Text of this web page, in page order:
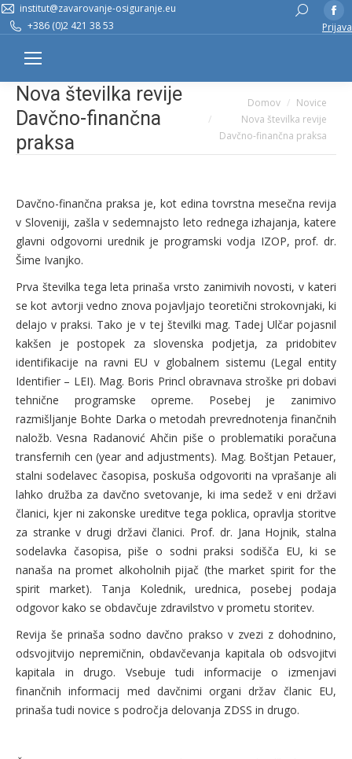
institut@zavarovanje-osiguranje.eu
+386 (0)2 421 38 53
Search:
Prijava
Nova številka revije
Davčno-finančna
praksa
You are here:Domov
Novice
Nova številka revije
Davčno-finančna praksa
Davčno-finančna praksa je, kot edina tovrstna mesečna revija
v Sloveniji, zašla v sedemnajsto leto rednega izhajanja, katere
glavni odgovorni urednik je programski vodja IZOP, prof. dr.
Šime Ivanjko.
Prva številka tega leta prinaša vrsto zanimivih novosti, v kateri
se kot avtorji vedno znova pojavljajo teoretični strokovnjaki, ki
delajo v praksi. Tako je v tej številki mag. Tadej Ulčar pojasnil
kakšen je postopek za slovenska podjetja, za pridobitev
identifikacije na ravni EU v globalnem sistemu (Legal entity
Identifier – LEI). Mag. Boris Princl obravnava stroške pri dobavi
tehnične programske opreme. Posebej je zanimivo
razmišljanje Bohte Darka o metodah prevrednotenja finančnih
naložb. Vesna Radanović Ahčin piše o problematiki poračuna
transfernih cen (year and adjustments). Mag. Boštjan Petauer,
stalni sodelavec časopisa, poskuša odgovoriti na vprašanje ali
lahko družba za davčno svetovanje, ki ima sedež v eni državi
članici, kjer ni zakonske ureditve tega poklica, opravlja storitve
za stranke v drugi državi članici. Prof. dr. Jana Hojnik, stalna
sodelavka časopisa, piše o sodni praksi sodišča EU, ki se
nanaša na promet alkoholnih pijač (the market spirit for the
spirit market). Tanja Kolednik, urednica, posebej podaja
odgovor kako se obdavčuje zdravilstvo v prometu storitev.
Revija še prinaša sodno davčno prakso v zvezi z dohodnino,
odsvojitvijo nepremičnin, obdavčevanja kapitala ob odsvojitvi
kapitala in drugo. Vsebuje tudi informacije o izmenjavi
finančnih informacij med davčnimi organi držav članic EU,
prinaša tudi novice s področja delovanja ZDSS in drugo.